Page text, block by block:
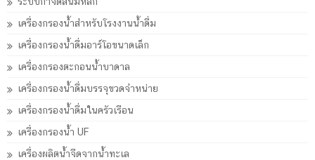
เครื่องกรองน้ำสำหรับโรงงานน้ำดื่ม
เครื่องกรองน้ำดื่มอาร์โอขนาดเล็ก
เครื่องกรองตะกอนน้ำบาดาล
เครื่องกรองน้ำดื่มบรรจุขวดจำหน่าย
เครื่องกรองน้ำดื่มในครัวเรือน
เครื่องกรองน้ำ UF
เครื่องผลิตน้ำจืดจากน้ำทะเล